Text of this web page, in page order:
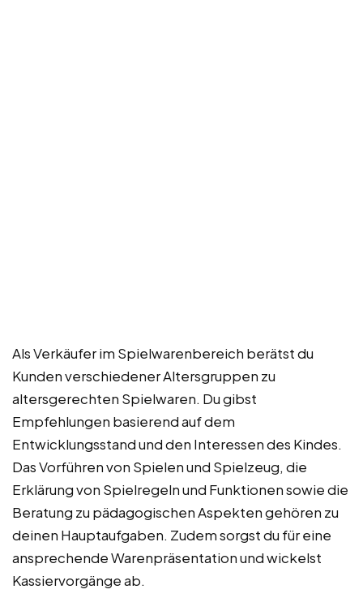
Als Verkäufer im Spielwarenbereich berätst du
Kunden verschiedener Altersgruppen zu
altersgerechten Spielwaren. Du gibst
Empfehlungen basierend auf dem
Entwicklungsstand und den Interessen des Kindes.
Das Vorführen von Spielen und Spielzeug, die
Erklärung von Spielregeln und Funktionen sowie die
Beratung zu pädagogischen Aspekten gehören zu
deinen Hauptaufgaben. Zudem sorgst du für eine
ansprechende Warenpräsentation und wickelst
Kassiervorgänge ab.